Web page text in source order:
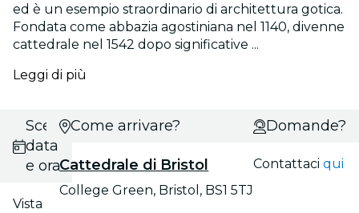
ed è un esempio straordinario di architettura gotica.
Fondata come abbazia agostiniana nel 1140, divenne
cattedrale nel 1542 dopo significative ...
Leggi di più
Scegli
data
e ora
Vista
Come arrivare?
Cattedrale di Bristol
College Green, Bristol, BS1 5TJ
Domande?
Contattaciqui